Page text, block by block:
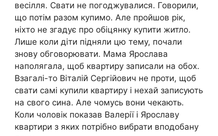
весілля. Свати не погоджувалися. Говорили,
що потім разом купимо. Але пройшов рік,
ніхто не згадує про обіцянку купити житло.
Лише коли діти підняли цю тему, почали
знову обговорювати. Мама Ярослава
наполягала, щоб квартиру записали на обох.
Взагалі-то Віталій Сергійович не проти, щоб
свати самі купили квартиру і нехай записують
на свого сина. Але чомусь вони чекають.
Коли чоловік показав Валерії і Ярославу
квартири з яких потрібно вибрати вподобану